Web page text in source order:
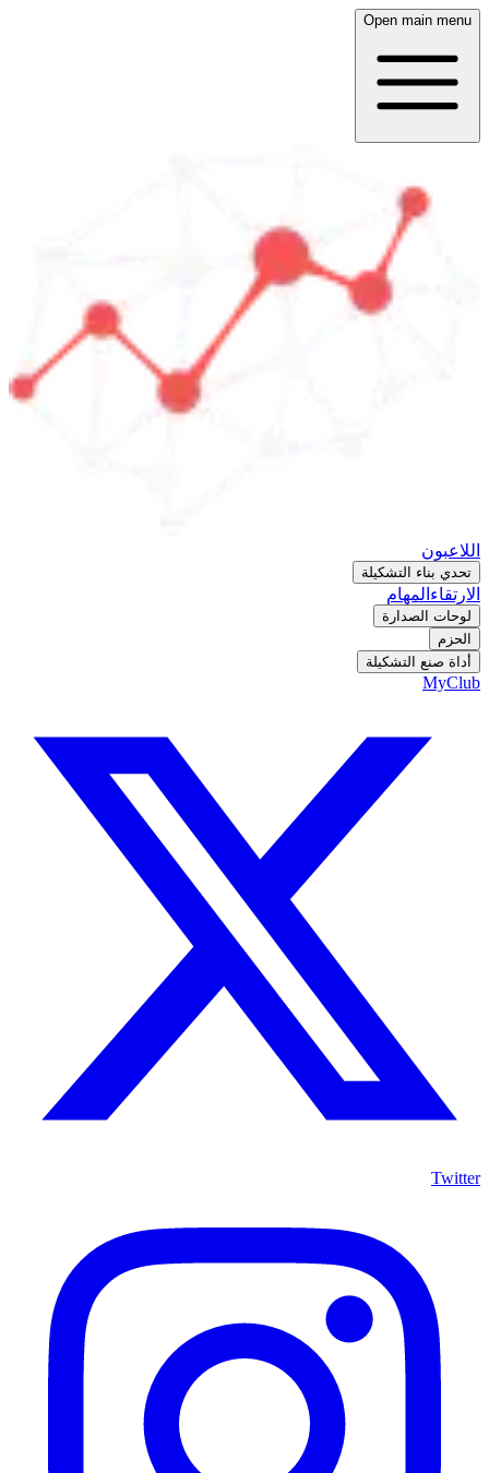
Open main menu
اللاعبون
تحدي بناء التشكيلة
الارتقاء المهام
لوحات الصدارة
الحزم
أداة صنع التشكيلة
MyClub
Twitter